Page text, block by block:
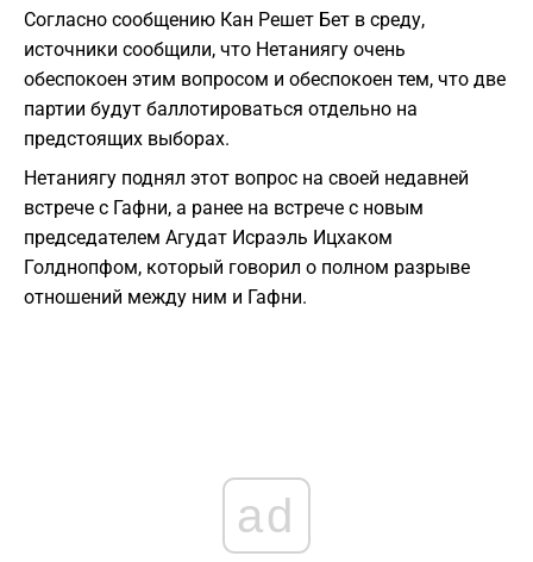
Согласно сообщению Кан Решет Бет в среду,
источники сообщили, что Нетаниягу очень
обеспокоен этим вопросом и обеспокоен тем, что две
партии будут баллотироваться отдельно на
предстоящих выборах.
Нетаниягу поднял этот вопрос на своей недавней
встрече с Гафни, а ранее на встрече с новым
председателем Агудат Исраэль Ицхаком
Голднопфом, который говорил о полном разрыве
отношений между ним и Гафни.
ad